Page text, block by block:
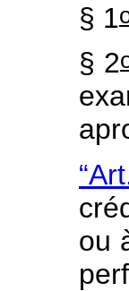
§ 1
§ 2
ou